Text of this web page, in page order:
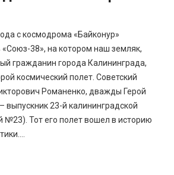
с космодрома «Байконур»
«Союз-38», на котором наш земляк,
гражданин города Калининграда,
космический полет. Советский
Романенко, дважды Герой
выпускник 23-й калининградской
Тот его полет вошел в историю